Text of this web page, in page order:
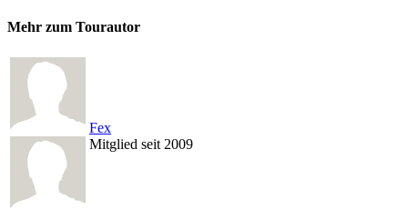
Mehr zum Tourautor
Fex
Mitglied seit 2009